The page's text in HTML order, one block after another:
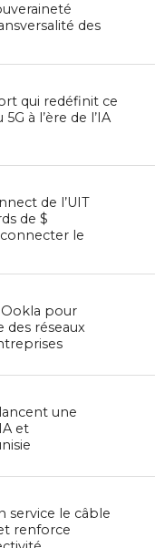
des
qui redéfinit ce
à l’ère de l’IA
de l’UIT
de $
le
Ookla pour
des réseaux
une
et
service le câble
renforce